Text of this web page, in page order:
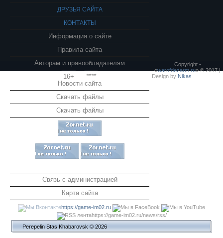
ДРУЗЬЯ САЙТА
КОНТАКТЫ
Информация о сайте
Правила сайта
Авторам и правообладателям
16+
****
Новости сайта
Скачать файлы
Скачать файлы
Связь с администрацией
Карта сайта
Copyright -
«warofdezarm.ru» © 2017 |
Design by Nikas
https://game-im02.ru
https://game-im02.ru/news/rss/
Perepelin Stas Khabarovsk © 2026